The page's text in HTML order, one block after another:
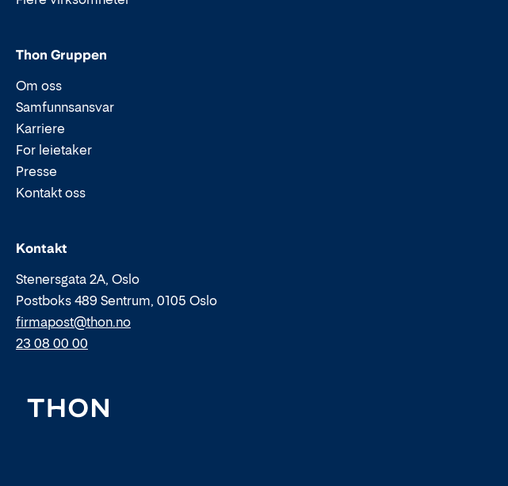
Thon Gruppen
Om oss
Samfunnsansvar
Karriere
For leietaker
Presse
Kontakt oss
Kontakt
Stenersgata 2A, Oslo
Postboks 489 Sentrum, 0105 Oslo
Epost:
firmapost@thon.no
Telefon:
23 08 00 00